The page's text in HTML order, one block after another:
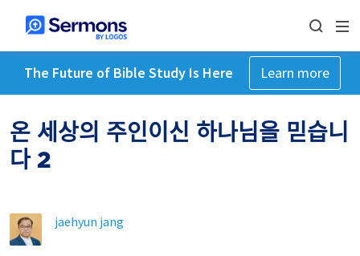
The Future of Bible Study Is Here Learn more
온 세상의 주인이신 하나님을 믿습니
다 2
jaehyun jang